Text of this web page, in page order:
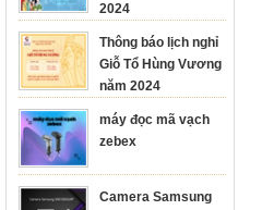
2024
Thông báo lịch nghỉ
Giỗ Tổ Hùng Vương
năm 2024
máy đọc mã vạch
zebex
Camera Samsung